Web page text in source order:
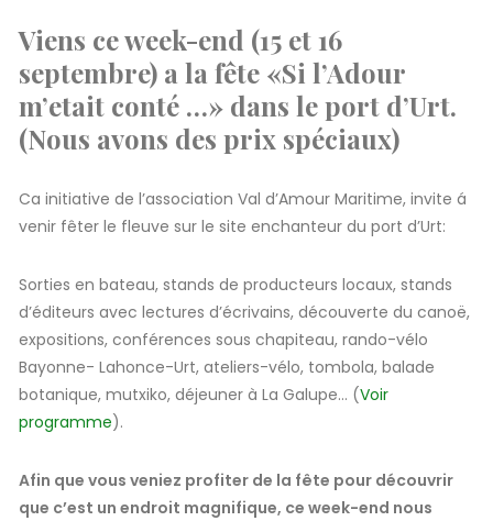
Viens ce week-end (15 et 16
septembre) a la fête «Si l’Adour
m’etait conté …» dans le port d’Urt.
(Nous avons des prix spéciaux)
Ca initiative de l’association Val d’Amour Maritime, invite á
venir fêter le fleuve sur le site enchanteur du port d’Urt:
Sorties en bateau, stands de producteurs locaux, stands
d’éditeurs avec lectures d’écrivains, découverte du canoë,
expositions, conférences sous chapiteau, rando-vélo
Bayonne- Lahonce-Urt, ateliers-vélo, tombola, balade
botanique, mutxiko, déjeuner à La Galupe… (Voir
programme).
Afin que vous veniez profiter de la fête pour découvrir
que c’est un endroit magnifique, ce week-end nous